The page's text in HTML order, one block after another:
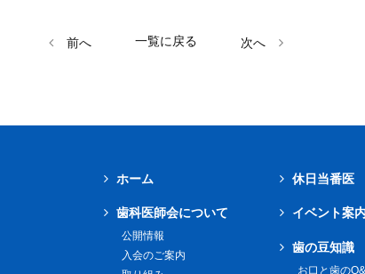
前へ 一覧に戻る 次へ
ホーム
歯科医師会について
公開情報
入会のご案内
休日当番医
イベント案
歯の豆知識
お口と歯の